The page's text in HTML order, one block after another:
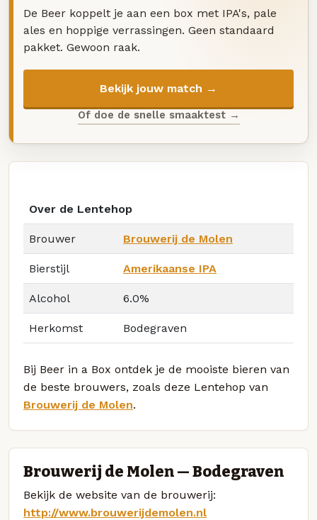
De Beer koppelt je aan een box met IPA's, pale
ales en hoppige verrassingen. Geen standaard
pakket. Gewoon raak.
Bekijk jouw match →
Of doe de snelle smaaktest →
Over de Lentehop
Brouwer Brouwerij de Molen
Bierstijl Amerikaanse IPA
Alcohol 6.0%
Herkomst Bodegraven
Bij Beer in a Box ontdek je de mooiste bieren van
de beste brouwers, zoals deze Lentehop van
Brouwerij de Molen.
Brouwerij de Molen — Bodegraven
Bekijk de website van de brouwerij:
http://www.brouwerijdemolen.nl